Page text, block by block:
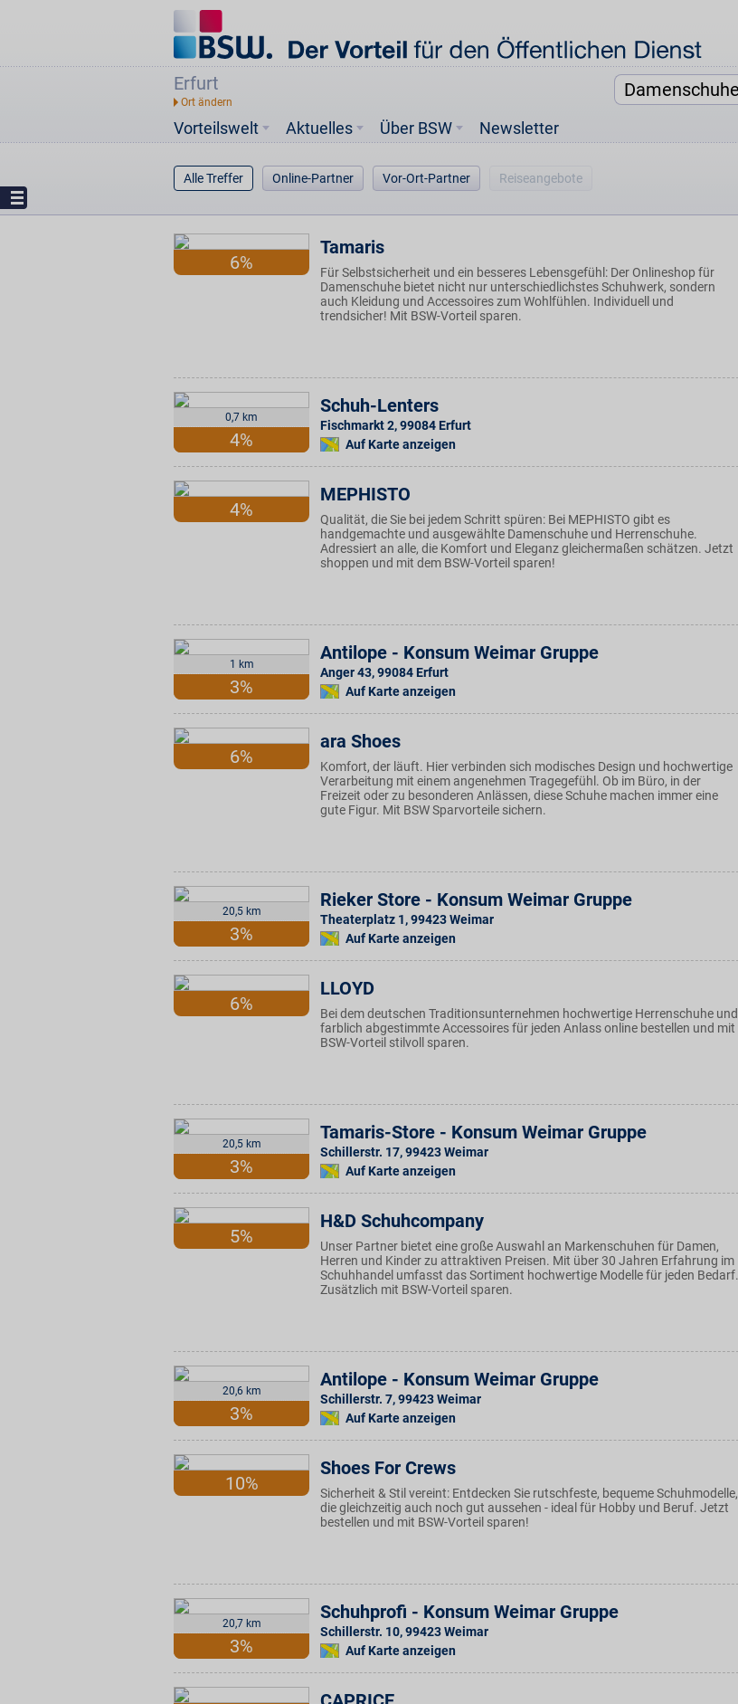
Erfurt
Vorteilswelt Aktuelles Über BSW Newsletter
Alle Treffer Online-Partner Vor-Ort-Partner Reiseangebote
6%
Tamaris
Für Selbstsicherheit und ein besseres Lebensgefühl: Der Onlineshop für
Damenschuhe bietet nicht nur unterschiedlichstes Schuhwerk, sondern
auch Kleidung und Accessoires zum Wohlfühlen. Individuell und
trendsicher! Mit BSW-Vorteil sparen.
0,7 km
4%
Schuh-Lenters
Fischmarkt 2,99084 Erfurt
Auf Karte anzeigen
4%
MEPHISTO
Qualität, die Sie bei jedem Schritt spüren: Bei MEPHISTO gibt es
handgemachte und ausgewählte Damenschuhe und Herrenschuhe.
Adressiert an alle, die Komfort und Eleganz gleichermaßen schätzen. Jetzt
shoppen und mit dem BSW-Vorteil sparen!
1 km
3%
Antilope - Konsum Weimar Gruppe
Anger 43,99084 Erfurt
Auf Karte anzeigen
6%
ara Shoes
Komfort, der läuft. Hier verbinden sich modisches Design und hochwertige
Verarbeitung mit einem angenehmen Tragegefühl. Ob im Büro, in der
Freizeit oder zu besonderen Anlässen, diese Schuhe machen immer eine
gute Figur. Mit BSW Sparvorteile sichern.
20,5 km
3%
Rieker Store - Konsum Weimar Gruppe
Theaterplatz 1,99423Weimar
Auf Karte anzeigen
6%
LLOYD
Bei dem deutschen Traditionsunternehmen hochwertige Herrenschuhe und
farblich abgestimmte Accessoires für jeden Anlass online bestellen und mit
BSW-Vorteil stilvoll sparen.
20,5 km
3%
Tamaris-Store - Konsum Weimar Gruppe
Schillerstr. 17,99423Weimar
Auf Karte anzeigen
5%
H&D Schuhcompany
Unser Partner bietet eine große Auswahl an Markenschuhen für Damen,
Herren und Kinder zu attraktiven Preisen. Mit über 30 Jahren Erfahrung im
Schuhhandel umfasst das Sortiment hochwertige Modelle für jeden Bedarf.
Zusätzlich mit BSW-Vorteil sparen.
20,6 km
3%
Antilope - Konsum Weimar Gruppe
Schillerstr. 7,99423Weimar
Auf Karte anzeigen
10%
Shoes For Crews
Sicherheit & Stil vereint: Entdecken Sie rutschfeste, bequeme Schuhmodelle,
die gleichzeitig auch noch gut aussehen - ideal für Hobby und Beruf. Jetzt
bestellen und mit BSW-Vorteil sparen!
20,7 km
3%
Schuhprofi - Konsum Weimar Gruppe
Schillerstr. 10,99423Weimar
Auf Karte anzeigen